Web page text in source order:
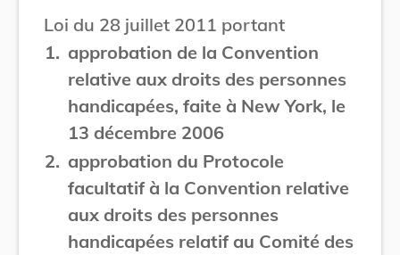
Loi du 28 juillet 2011 portant
1. approbation de la Convention
relative aux droits des personnes
handicapées, faite à New York, le
13 décembre 2006
2. approbation du Protocole
facultatif à la Convention relative
aux droits des personnes
handicapées relatif au Comité des